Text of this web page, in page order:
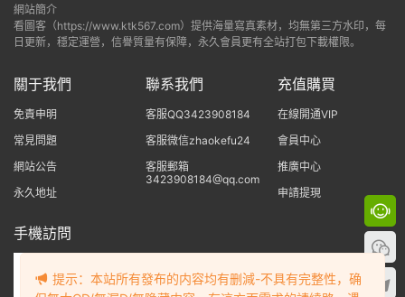
網站簡介
看圖客（https://www.ktk567.com）提供海量寫真素材，均無第三方水印，每
日更新，穩定運營，信譽質量有保障，永久會員更有全站打包下載權限。
關于我們
免責申明
常見問題
網站公告
永久地址
聯系我們
客服QQ3423908184
客服微信zhaokefu24
客服郵箱
3423908184@qq.com
充值購買
在線開通VIP
會員中心
推廣中心
申請提現
手機訪問
提示：本站所有發布的内容均有删減-不具有完整性，确